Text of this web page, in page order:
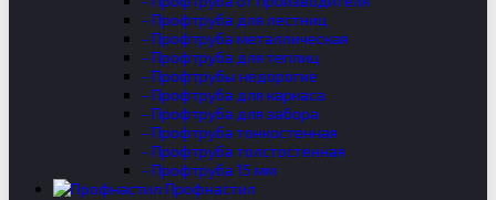
- Профтруба для лестниц
- Профтруба металлическая
- Профтруба для теплиц
- Профтрубы недорогие
- Профтруба для каркаса
- Профтруба для забора
- Профтруба тонкостенная
- Профтруба толстостенная
- Профтруба 15 мм
Профнастил